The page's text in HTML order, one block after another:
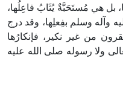
بل هي مُستَحَبَّةٌ يُثَابُ فاعِلُها،
وآله وسلم بفِعلِها، وقد درج
من غير نكير، فإنكارُها
ولا رسوله صلى الله عليه